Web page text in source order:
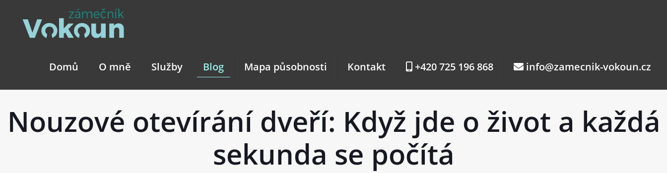
Domů O mně Služby Blog Mapa působnosti Kontakt +420 725 196 868 info@zamecnik-vokoun.cz
Nouzové otevírání dveří: Když jde o život a každá
sekunda se počítá